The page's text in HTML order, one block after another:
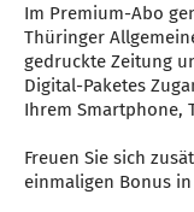
Im Premium-Abo
Thüringer
gedruckte Zeitung
Digital-Paketes
Ihrem Smartphone,
Freuen Sie sich
einmaligen Bonus